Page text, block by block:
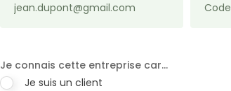
Je connais cette entreprise car…
Je suis un client